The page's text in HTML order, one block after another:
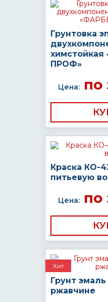
Грунтовка
ПРОФ»
Цена:по
Краска КО-
питьевую
Цена:по
Хит
Грунт
ржавчине